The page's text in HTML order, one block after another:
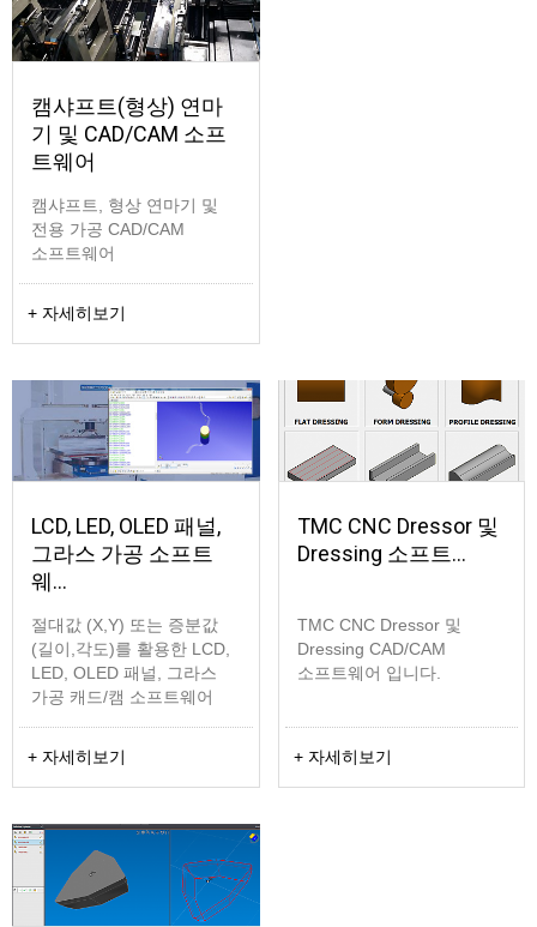
캠샤프트(형상) 연마
기 및 CAD/CAM 소프
트웨어
캠샤프트, 형상 연마기 및
전용 가공 CAD/CAM
소프트웨어
+ 자세히보기
LCD, LED, OLED 패널,
그라스 가공 소프트
웨…
절대값 (X,Y) 또는 증분값
(길이,각도)를 활용한 LCD,
LED, OLED 패널, 그라스
가공 캐드/캠 소프트웨어
+ 자세히보기
TMC CNC Dressor 및
Dressing 소프트…
TMC CNC Dressor 및
Dressing CAD/CAM
소프트웨어 입니다.
+ 자세히보기